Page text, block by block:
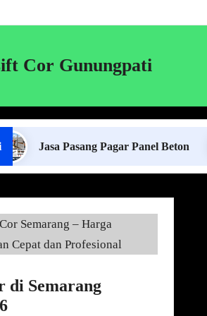
Cor Gunungpati
Pasang Pagar Panel Beton
di Semarang